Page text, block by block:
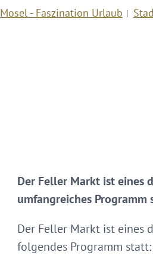
Mosel - Faszination Urlaub
Der Feller Markt ist eines
umfangreiches Programm
Der Feller Markt ist eines
folgendes Programm statt: